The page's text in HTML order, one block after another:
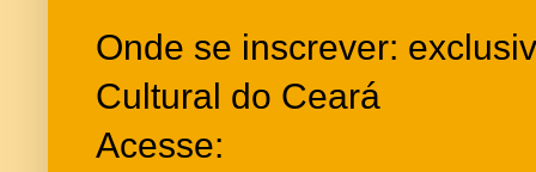
Onde se inscrever:
Cultural do Ceará
Acesse: